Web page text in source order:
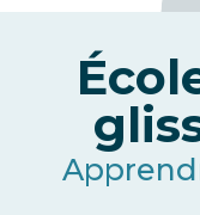
Gets
Morzine
Soleil